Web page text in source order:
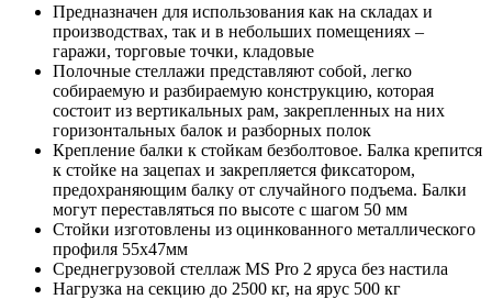
Предназначен для использования как на складах и
производствах, так и в небольших помещениях –
гаражи, торговые точки, кладовые
Полочные стеллажи представляют собой, легко
собираемую и разбираемую конструкцию, которая
состоит из вертикальных рам, закрепленных на них
горизонтальных балок и разборных полок
Крепление балки к стойкам безболтовое. Балка крепится
к стойке на зацепах и закрепляется фиксатором,
предохраняющим балку от случайного подъема. Балки
могут переставляться по высоте с шагом 50 мм
Стойки изготовлены из оцинкованного металлического
профиля 55х47мм
Среднегрузовой стеллаж MS Pro 2 ярусa без настила
Нагрузка на секцию до 2500 кг, на ярус 500 кг